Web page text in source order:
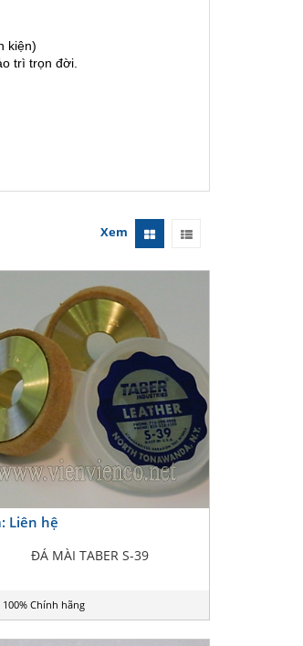
kiện)
trì trọn đời.
Xem
Liên hệ
ĐÁ MÀI TABER S-39
100% Chính hãng